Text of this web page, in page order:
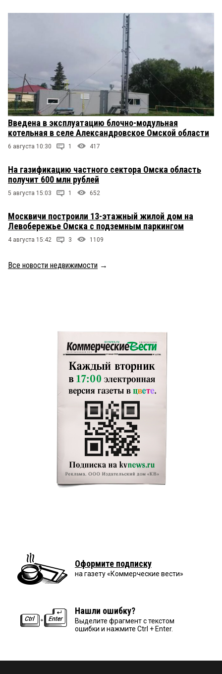
Введена в эксплуатацию блочно-модульная
котельная в селе Александровское Омской области
6 августа 10:30 1 417
На газификацию частного сектора Омска область
получит 600 млн рублей
5 августа 15:03 1 652
Москвичи построили 13-этажный жилой дом на
Левобережье Омска с подземным паркингом
4 августа 15:42 3 1109
Все новости недвижимости →
Оформите подписку
на газету «Коммерческие вести»
Нашли ошибку?
Выделите фрагмент с текстом
ошибки и нажмите Ctrl + Enter.